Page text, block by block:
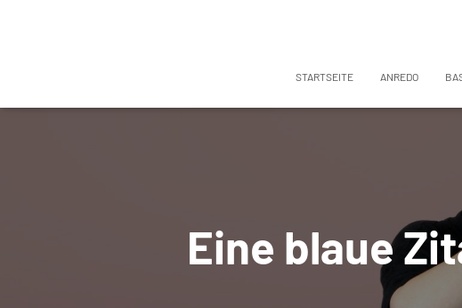
STARTSEITE ANREDO
Eine blaue